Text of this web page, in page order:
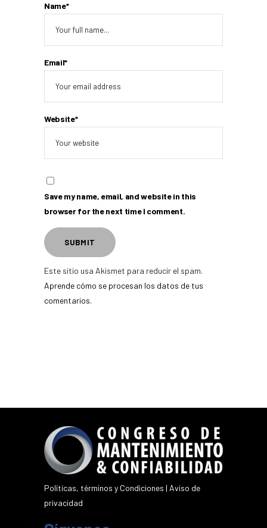
Name*
Email*
Website*
Save my name, email, and website in this
browser for the next time I comment.
Este sitio usa Akismet para reducir el spam.
Aprende cómo se procesan los datos de tus
comentarios.
Políticas, términos y Condiciones | Aviso de
privacidad